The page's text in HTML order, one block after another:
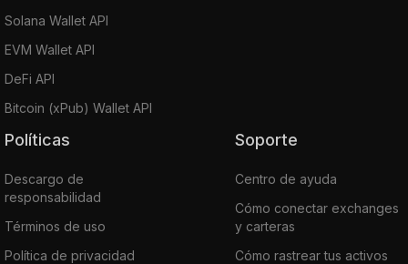
Solana Wallet API
EVM Wallet API
DeFi API
Bitcoin (xPub) Wallet API
Políticas
Descargo de
responsabilidad
Términos de uso
Política de privacidad
Soporte
Centro de ayuda
Cómo conectar exchanges
y carteras
Cómo rastrear tus activos